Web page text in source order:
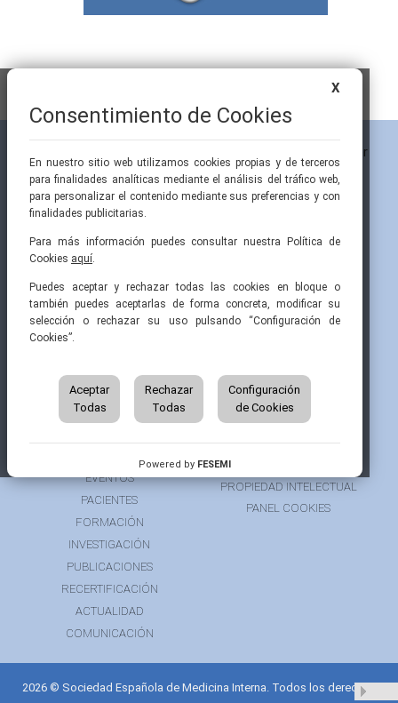
Pintor Ribera, 3
28016 Madrid
91 519 70 80
91 519 70 81
semi@fesemi.org
femi@fesemi.org
ÁREA DE SOCIO
GRUPOS DE TRABAJO
EVENTOS
PACIENTES
FORMACIÓN
INVESTIGACIÓN
PUBLICACIONES
RECERTIFICACIÓN
ACTUALIDAD
COMUNICACIÓN
AVISO LEGAL
AVISO PARA PACIENTES
FINANCIACIÓN
POLÍTICA DE COOKIES
PROPIEDAD INTELECTUAL
PANEL COOKIES
2026 © Sociedad Española de Medicina Interna. Todos los derechos
X
Consentimiento de Cookies
En nuestro sitio web utilizamos cookies propias y de terceros
para finalidades analíticas mediante el análisis del tráfico web,
para personalizar el contenido mediante sus preferencias y con
finalidades publicitarias.
Para más información puedes consultar nuestra Política de
Cookies aquí
Puedes aceptar y rechazar todas las cookies en bloque o
también puedes aceptarlas de forma concreta, modificar su
selección o rechazar su uso pulsando “Configuración de
Cookies”.
Aceptar
Todas
Rechazar
Todas
Configuración
de Cookies
Powered by FESEMI